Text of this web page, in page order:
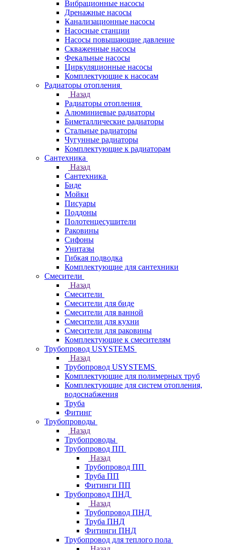
Вибрационные насосы
Дренажные насосы
Канализационные насосы
Насосные станции
Насосы повышающие давление
Скваженные насосы
Фекальные насосы
Циркуляционные насосы
Комплектующие к насосам
Радиаторы отопления
Назад
Радиаторы отопления
Алюминиевые радиаторы
Биметаллические радиаторы
Стальные радиаторы
Чугунные радиаторы
Комплектующие к радиаторам
Сантехника
Назад
Сантехника
Биде
Мойки
Писуары
Поддоны
Полотенцесушители
Раковины
Сифоны
Унитазы
Гибкая подводка
Комплектующие для сантехники
Смесители
Назад
Смесители
Смесители для биде
Смесители для ванной
Смесители для кухни
Смесители для раковины
Комплектующие к смесителям
Трубопровод USYSTEMS
Назад
Трубопровод USYSTEMS
Комплектующие для полимерных труб
Комплектующие для систем отопления,
водоснабжения
Труба
Фитинг
Трубопроводы
Назад
Трубопроводы
Трубопровод ПП
Назад
Трубопровод ПП
Труба ПП
Фитинги ПП
Трубопровод ПНД
Назад
Трубопровод ПНД
Труба ПНД
Фитинги ПНД
Трубопровод для теплого пола